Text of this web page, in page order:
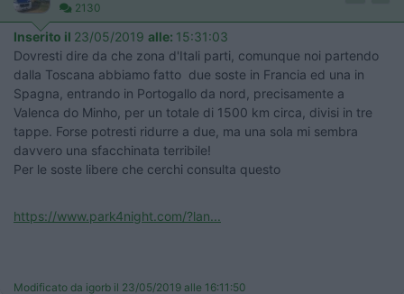
2130
Inserito il 23/05/2019 alle: 15:31:03
Dovresti dire da che zona d'Itali parti, comunque noi partendo
dalla Toscana abbiamo fatto due soste in Francia ed una in
Spagna, entrando in Portogallo da nord, precisamente a
Valenca do Minho, per un totale di 1500 km circa, divisi in tre
tappe. Forse potresti ridurre a due, ma una sola mi sembra
davvero una sfacchinata terribile!
Per le soste libere che cerchi consulta questo
https://www.park4night.com/?lan...
Modificato da igorb il 23/05/2019 alle 16:11:50